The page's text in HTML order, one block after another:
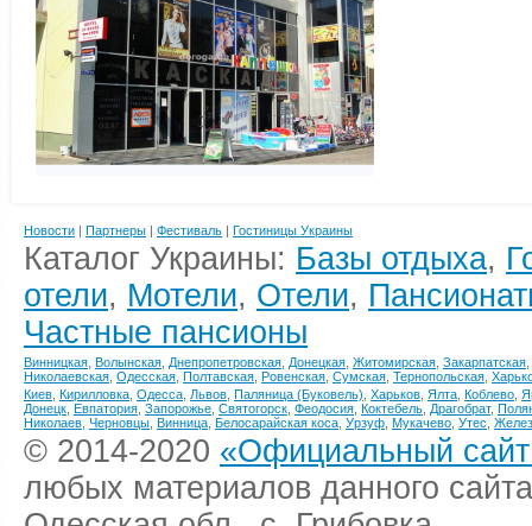
Новости | Партнеры | Фестиваль | Гостиницы Украины
Каталог Украины: Базы отдыха,
отели, Мотели, Отели,
Частные пансионы
Винницкая Волынская Днепропетровская Донецкая Житомирская Закарпатская
Николаевская Одесская Полтавская Ровенская Сумская Тернопольская
Киев Кирилловка Одесса Львов Паляница (Буковель) Харьков Ялта Коблево
Донецк Евпатория Запорожье Святогорск Феодосия Коктебель Драгобрат,
Николаев Черновцы Винница Белосарайская коса Урзуф Мукачево Утес
© 2014-2020 «Официальный сайт
любых материалов данного